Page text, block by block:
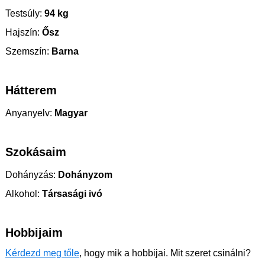
Testsúly: 94 kg
Hajszín: Ősz
Szemszín: Barna
Hátterem
Anyanyelv: Magyar
Szokásaim
Dohányzás: Dohányzom
Alkohol: Társasági ivó
Hobbijaim
Kérdezd meg tőle, hogy mik a hobbijai. Mit szeret csinálni?